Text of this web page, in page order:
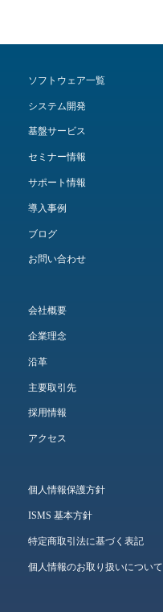
ソフトウェア一覧
システム開発
基盤サービス
セミナー情報
サポート情報
導入事例
ブログ
お問い合わせ
会社概要
企業理念
沿革
主要取引先
採用情報
アクセス
個人情報保護方針
ISMS 基本方針
特定商取引法に基づく表記
個人情報のお取り扱いについて